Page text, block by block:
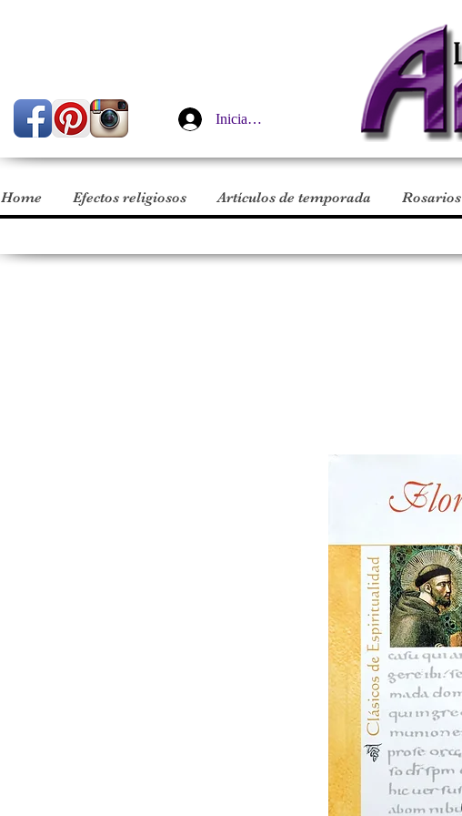
Iniciar sesión
Home Efectos religiosos Artículos de temporada Rosarios